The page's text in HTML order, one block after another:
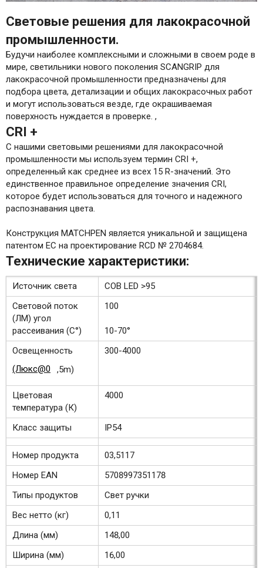
Световые решения для лакокрасочной
промышленности.
Будучи наиболее комплексными и сложными в своем роде в
мире, светильники нового поколения SCANGRIP для
лакокрасочной промышленности предназначены для
подбора цвета, детализации и общих лакокрасочных работ
и могут использоваться везде, где окрашиваемая
поверхность нуждается в проверке. ,
CRI +
С нашими световыми решениями для лакокрасочной
промышленности мы используем термин CRI +,
определенный как среднее из всех 15 R-значений. Это
единственное правильное определение значения CRI,
которое будет использоваться для точного и надежного
распознавания цвета.
Конструкция MATCHPEN является уникальной и защищена
патентом ЕС на проектирование RCD № 2704684.
Технические характеристики:
Источник света
COB LED >95
Световой поток
(ЛМ) угол
рассеивания (С°)
100
10-70°
Освещенность
(Люкс@0
,5m)
300-4000
Цветовая
температура (К)
4000
Класс защиты IP54
Номер продукта
03,5117
Номер EAN
5708997351178
Типы продуктов
Свет ручки
Вес нетто (кг)
0,11
Длина (мм)
148,00
Ширина (мм)
16,00